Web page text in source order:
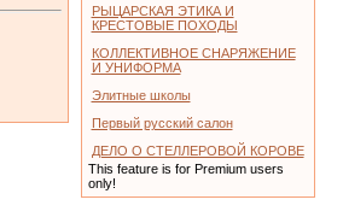
РЫЦАРСКАЯ ЭТИКА И
КРЕСТОВЫЕ ПОХОДЫ
КОЛЛЕКТИВНОЕ СНАРЯЖЕНИЕ
И УНИФОРМА
Элитные школы
Первый русский салон
ДЕЛО О СТЕЛЛЕРОВОЙ КОРОВЕ
This feature is for Premium users
only!